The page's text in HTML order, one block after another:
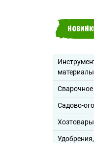
материалы
Садово-
Хозтовары